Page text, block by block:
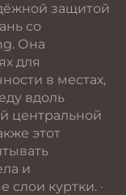
защитой
со
Она
для
в местах,
вдоль
центральной
этот
и
слои куртки. ·